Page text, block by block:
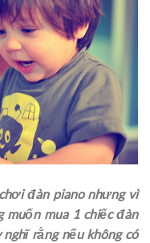
đàn piano nhưng vì
muốn mua 1 chiếc đàn
rằng nếu không có